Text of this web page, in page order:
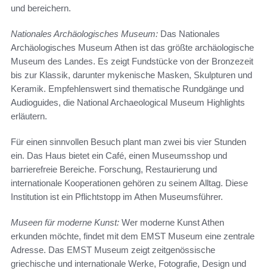
und bereichern.
Nationales Archäologisches Museum: Das Nationales
Archäologisches Museum Athen ist das größte archäologische
Museum des Landes. Es zeigt Fundstücke von der Bronzezeit
bis zur Klassik, darunter mykenische Masken, Skulpturen und
Keramik. Empfehlenswert sind thematische Rundgänge und
Audioguides, die National Archaeological Museum Highlights
erläutern.
Für einen sinnvollen Besuch plant man zwei bis vier Stunden
ein. Das Haus bietet ein Café, einen Museumsshop und
barrierefreie Bereiche. Forschung, Restaurierung und
internationale Kooperationen gehören zu seinem Alltag. Diese
Institution ist ein Pflichtstopp im Athen Museumsführer.
Museen für moderne Kunst: Wer moderne Kunst Athen
erkunden möchte, findet mit dem EMST Museum eine zentrale
Adresse. Das EMST Museum zeigt zeitgenössische
griechische und internationale Werke, Fotografie, Design und